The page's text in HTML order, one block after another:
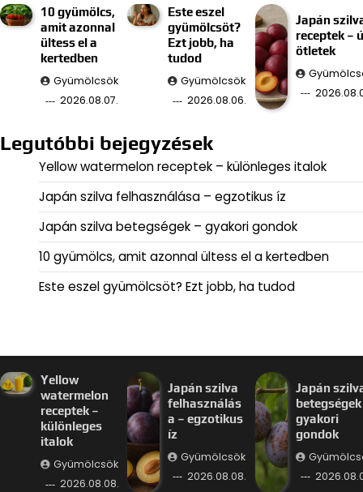
10 gyümölcs,
amit azonnal
ültess el a
kertedben
Gyümölcsök
2026.08.07.
Este eszel
gyümölcsöt?
Ezt jobb, ha
tudod
Gyümölcsök
2026.08.06.
Japán
receptek –
ötletek
Legutóbbi bejegyzések
Yellow watermelon receptek – különleges italok
Japán szilva felhasználása – egzotikus íz
Japán szilva betegségek – gyakori gondok
10 gyümölcs, amit azonnal ültess el a kertedben
Este eszel gyümölcsöt? Ezt jobb, ha tudod
Yellow
watermelon
receptek –
különleges
italok
Gyümölcsök
2026.08.08.
Japán szilva
felhasználás
a – egzotikus
íz
Gyümölcsök
2026.08.08.
Japán
betegségek
gyakori
gondok